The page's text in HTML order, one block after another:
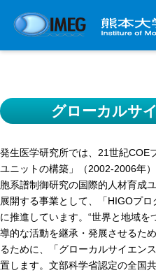
発生研とは
所長挨拶
基本目標と基本方針
発生研の歴史
アクセスマップ
外部評価
パンフレット
研究不正防止対策
グローカルサ
発生医学研究所では、21世紀COE
ユニットの構築」（2002-2006年
胞系譜制御研究の国際的人材育成
展開する事業として、「HIGOプ
に推進しています。“世界と地域
導的な活動を継承・発展させるた
るために、「グローカルサイエン
置します。文部科学省認定の全国